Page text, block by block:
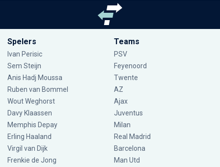
Spelers
Ivan Perisic
Sem Steijn
Anis Hadj Moussa
Ruben van Bommel
Wout Weghorst
Davy Klaassen
Memphis Depay
Erling Haaland
Virgil van Dijk
Frenkie de Jong
Teams
PSV
Feyenoord
Twente
AZ
Ajax
Juventus
Milan
Real Madrid
Barcelona
Man Utd